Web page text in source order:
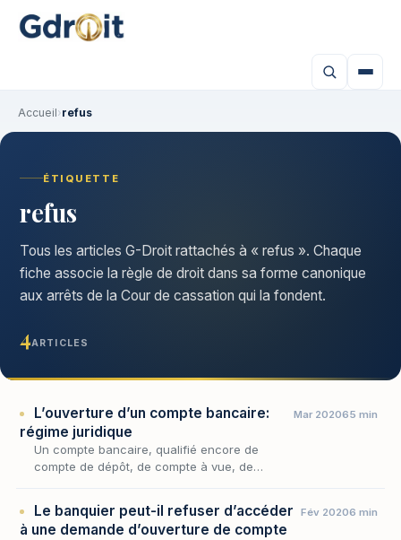
Accueil›refus
ÉTIQUETTE
refus
Tous les articles G-Droit rattachés à « refus ». Chaque
fiche associe la règle de droit dans sa forme canonique
aux arrêts de la Cour de cassation qui la fondent.
4ARTICLES
L’ouverture d’un compte bancaire:
régime juridique
Un compte bancaire, qualifié encore de
compte de dépôt, de compte à vue, de
déposer des fonds et d’effectu…
Mar 202065 min
Le banquier peut-il refuser d’accéder
à une demande d’ouverture de compte
Fév 20206 min